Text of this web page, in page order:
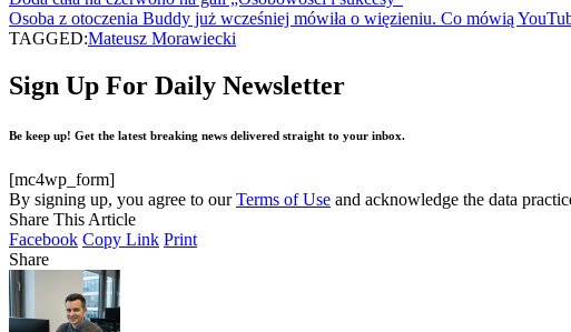
Osoba z otoczenia Buddy już wcześniej mówiła o więzieniu. Co mówią
TAGGED:Mateusz Morawiecki
Sign Up For Daily Newsletter
Be keep up! Get the latest breaking news delivered straight to your inbox.
[mc4wp_form]
By signing up, you agree to ourTerms of Use and acknowledge the data
Share This Article
Facebook Copy Link Print
Share